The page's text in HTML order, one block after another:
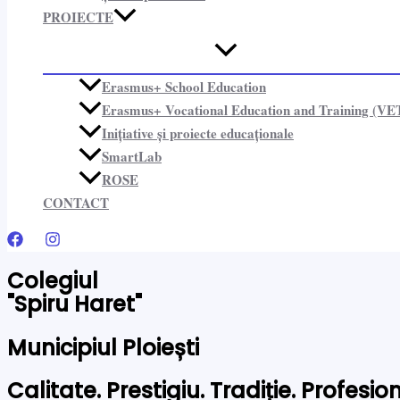
PROIECTE​
Erasmus+ School Education
Erasmus+ Vocational Education and Training
Inițiative și proiecte educaționale​
SmartLab
ROSE
CONTACT
Colegiul
"Spiru Haret"
Municipiul Ploiești
Calitate. Prestigiu. Tradiție.